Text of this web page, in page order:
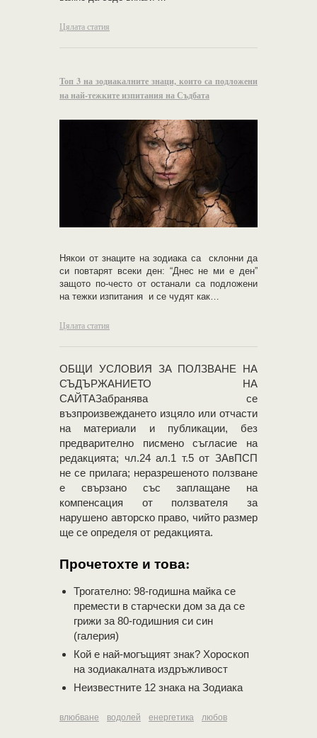
Цялата статия
Топ 3 на зодиакалните знаци, които са подложени
на най-тежките изпитания на Съдбата
Някои от знаците на зодиака са склонни да
си повтарят всеки ден: “Днес не ми е ден”
защото по-често от останали са подложени
на тежки изпитания и се чудят как…
Цялата статия
OБЩИ УСЛОВИЯ ЗА ПОЛЗВАНЕ НА
СЪДЪРЖАНИЕТО НА
САЙТАЗабранява се
възпроизвеждането изцяло или отчасти
на материали и публикации, без
предварително писмено съгласие на
редакцията; чл.24 ал.1 т.5 от ЗАвПСП
не се прилага; неразрешеното ползване
е свързано със заплащане на
компенсация от ползвателя за
нарушено авторско право, чийто размер
ще се определя от редакцията.
Прочетохте и това:
Трогателно: 98-годишна майка се
премести в старчески дом за да се
грижи за 80-годишния си син
(галерия)
Кой е най-могъщият знак? Хороскоп
на зодиакалната издръжливост
Неизвестните 12 знака на Зодиака
влюбване водолей енергетика любов